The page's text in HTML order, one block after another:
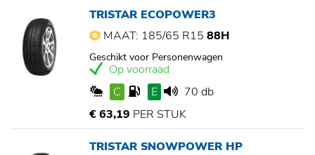
TRISTAR ECOPOWER3
MAAT: 185/65 R15 88H
Geschikt voor Personenwagen
Op voorraad
C
E
70 db
€ 63,19 PER STUK
TRISTAR SNOWPOWER HP